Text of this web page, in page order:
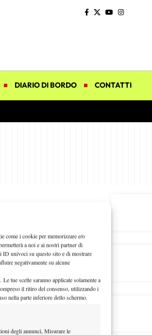
come i cookie per memorizzare e/o
a noi e ai nostri partner di
ID univoci su questo sito e di mostrare
negativamente su alcune
tue scelte saranno applicate solamente a
il ritiro del consenso, utilizzando i
nella parte inferiore dello schermo.
degli annunci, Misurare le
DIARIO DI BORDO CONTATTI